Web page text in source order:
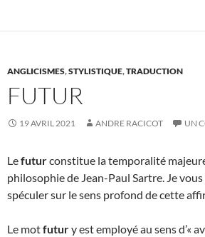
ANGLICISMES,STYLISTIQUE,TRADUCTION
FUTUR
19 AVRIL 2021 ANDRE RACICOT UN
Lefuturconstitue la temporalité
philosophie de Jean-Paul Sartre. Je
spéculer sur le sens profond de cette
Le motfutury est employé au sens d’«